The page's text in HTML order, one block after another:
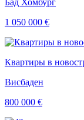
Бад Хомбург
1 050 000 €
Квартиры в
Висбаден
800 000 €